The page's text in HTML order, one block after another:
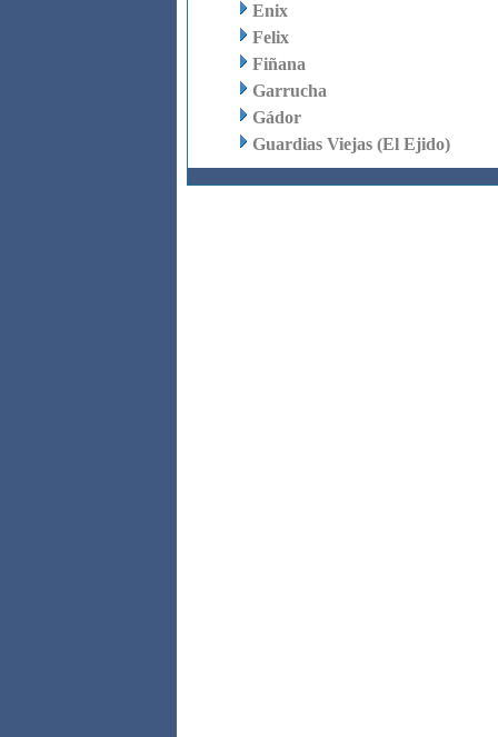
Enix
Felix
Fiñana
Garrucha
Gádor
Guardias Viejas (El Ejido)